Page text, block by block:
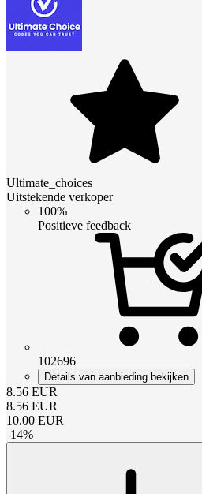
Ultimate_choices
Uitstekende verkoper
100%
Positieve feedback
102696
Details van aanbieding bekijken
8.56 EUR
8.56 EUR
10.00 EUR
-14%